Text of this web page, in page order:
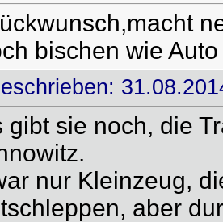
bischen wie
gibt sie noch, die
nur Kleinzeug,
aber